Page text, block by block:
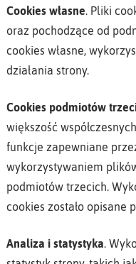
Cookies własne. Pliki
oraz pochodzące od
cookies własne,
działania strony.
Cookies podmiotów
większość
funkcje zapewniane
wykorzystywaniem
podmiotów trzecich.
cookies zostało opisane
Analiza i statystyka.